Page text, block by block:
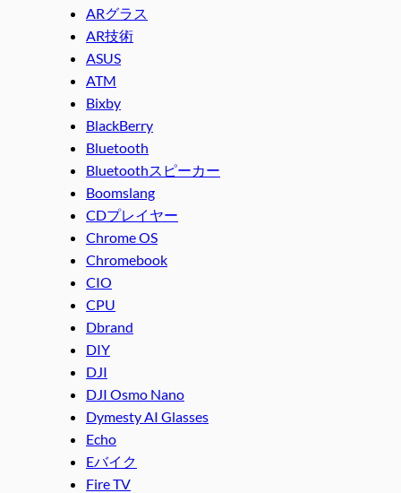
ARグラス
AR技術
ASUS
ATM
Bixby
BlackBerry
Bluetooth
Bluetoothスピーカー
Boomslang
CDプレイヤー
Chrome OS
Chromebook
CIO
CPU
Dbrand
DIY
DJI
DJI Osmo Nano
Dymesty AI Glasses
Echo
Eバイク
Fire TV